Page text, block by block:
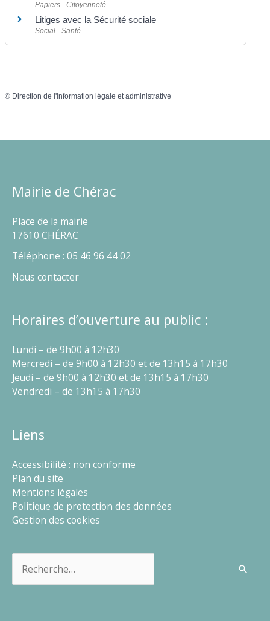
Papiers - Citoyenneté
Litiges avec la Sécurité sociale
Social - Santé
© Direction de l'information légale et administrative
Mairie de Chérac
Place de la mairie
17610 CHÉRAC
Téléphone : 05 46 96 44 02
Nous contacter
Horaires d’ouverture au public :
Lundi – de 9h00 à 12h30
Mercredi – de 9h00 à 12h30 et de 13h15 à 17h30
Jeudi – de 9h00 à 12h30 et de 13h15 à 17h30
Vendredi – de 13h15 à 17h30
Liens
Accessibilité : non conforme
Plan du site
Mentions légales
Politique de protection des données
Gestion des cookies